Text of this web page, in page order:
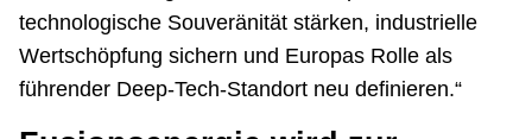
technologische Souveränität stärken, industrielle
Wertschöpfung sichern und Europas Rolle als
führender Deep-Tech-Standort neu definieren.“